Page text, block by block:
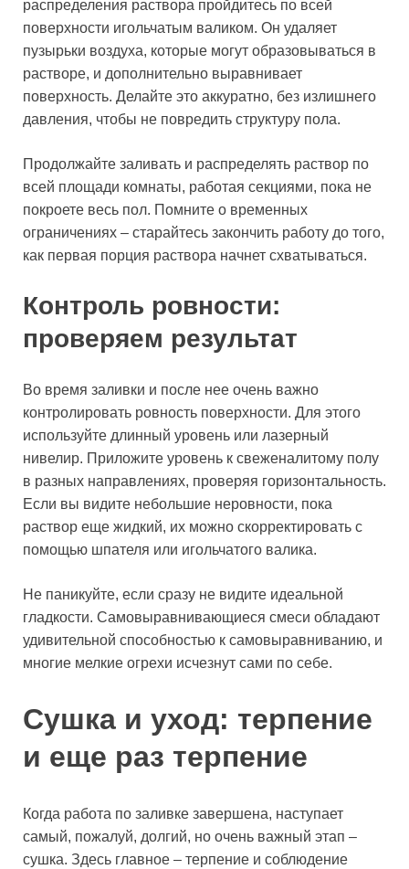
распределения раствора пройдитесь по всей
поверхности игольчатым валиком. Он удаляет
пузырьки воздуха, которые могут образовываться в
растворе, и дополнительно выравнивает
поверхность. Делайте это аккуратно, без излишнего
давления, чтобы не повредить структуру пола.
Продолжайте заливать и распределять раствор по
всей площади комнаты, работая секциями, пока не
покроете весь пол. Помните о временных
ограничениях – старайтесь закончить работу до того,
как первая порция раствора начнет схватываться.
Контроль ровности:
проверяем результат
Во время заливки и после нее очень важно
контролировать ровность поверхности. Для этого
используйте длинный уровень или лазерный
нивелир. Приложите уровень к свеженалитому полу
в разных направлениях, проверяя горизонтальность.
Если вы видите небольшие неровности, пока
раствор еще жидкий, их можно скорректировать с
помощью шпателя или игольчатого валика.
Не паникуйте, если сразу не видите идеальной
гладкости. Самовыравнивающиеся смеси обладают
удивительной способностью к самовыравниванию, и
многие мелкие огрехи исчезнут сами по себе.
Сушка и уход: терпение
и еще раз терпение
Когда работа по заливке завершена, наступает
самый, пожалуй, долгий, но очень важный этап –
сушка. Здесь главное – терпение и соблюдение